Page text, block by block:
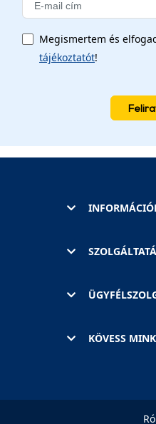
Megismertem és
tájékoztatót!
KÖVESS